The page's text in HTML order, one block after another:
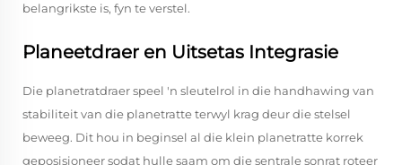
belangrikste is, fyn te verstel.
Planeetdraer en Uitsetas Integrasie
Die planetratdraer speel 'n sleutelrol in die handhawing van
stabiliteit van die planetratte terwyl krag deur die stelsel
beweeg. Dit hou in beginsel al die klein planetratte korrek
geposisioneer sodat hulle saam om die sentrale sonrat roteer